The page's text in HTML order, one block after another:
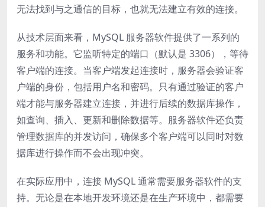
无法找到与之通信的目标，也就无法建立有效的连接。
从技术层面来看，MySQL 服务器软件提供了一系列的
服务和功能。它监听特定的端口（默认是 3306），等待
客户端的连接。当客户端发起连接时，服务器会验证客
户端的身份，包括用户名和密码。只有通过验证的客户
端才能与服务器建立连接，并进行后续的数据库操作，
如查询、插入、更新和删除数据等。服务器软件还负责
管理数据库的并发访问，确保多个客户端可以同时对数
据库进行操作而不会出现冲突。
在实际应用中，连接 MySQL 通常需要服务器软件的支
持。无论是在本地开发环境还是在生产环境中，都需要